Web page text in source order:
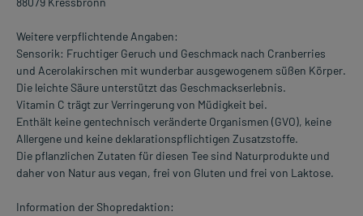
Weitere verpflichtende Angaben:
Sensorik: Fruchtiger Geruch und Geschmack nach Cranberries
und Acerolakirschen mit wunderbar ausgewogenem süßen Körper.
Die leichte Säure unterstützt das Geschmackserlebnis.
Vitamin C trägt zur Verringerung von Müdigkeit bei.
Enthält keine gentechnisch veränderte Organismen (GVO), keine
Allergene und keine deklarationspflichtigen Zusatzstoffe.
Die pflanzlichen Zutaten für diesen Tee sind Naturprodukte und
daher von Natur aus vegan, frei von Gluten und frei von Laktose.
Information der Shopredaktion: